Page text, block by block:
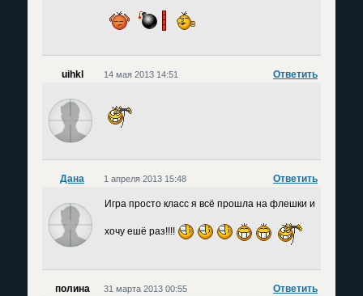
uihkl Ответить
14 мая 2013 14:51
Дана Ответить
1 апреля 2013 15:48
Игра просто класс я всё прошла на флешки и
хочу ешё раз!!!!
полина Ответить
31 марта 2013 00:55